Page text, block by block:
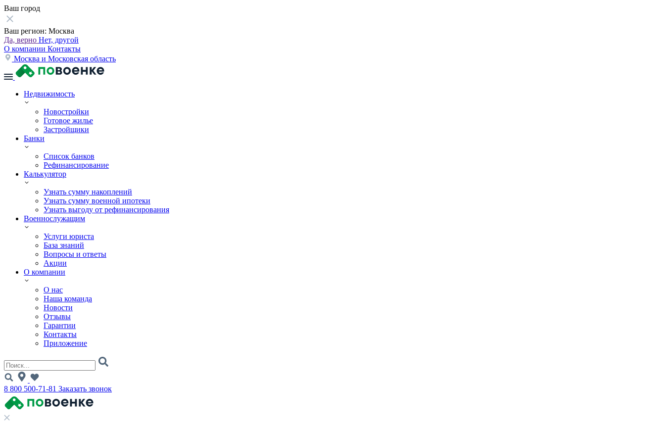
Ваш город
Ваш регион: Москва
Да, верно Нет, другой
О компании Контакты
Москва и Московская область
Недвижимость
Новостройки
Готовое жилье
Застройщики
Банки
Список банков
Рефинансирование
Калькулятор
Узнать сумму накоплений
Узнать сумму военной ипотеки
Узнать выгоду от рефинансирования
Военнослужащим
Услуги юриста
База знаний
Вопросы и ответы
Акции
О компании
О нас
Наша команда
Новости
Отзывы
Гарантии
Контакты
Приложение
8 800 500-71-81 Заказать звонок